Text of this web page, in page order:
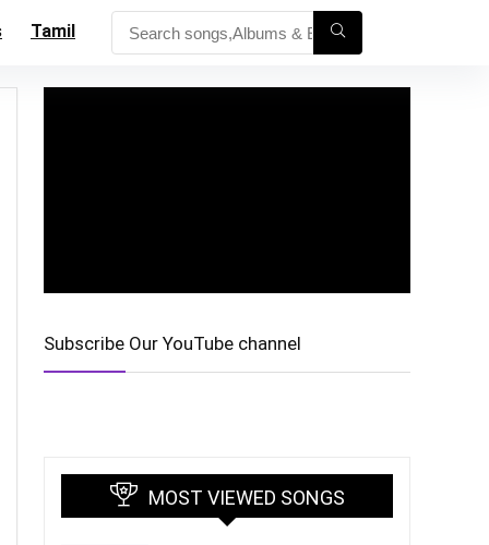
Tamil
Subscribe Our YouTube channel
MOST VIEWED SONGS